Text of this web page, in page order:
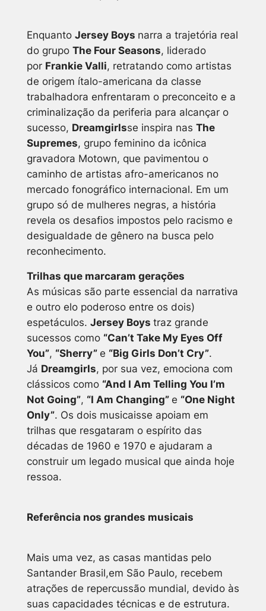
Enquanto Jersey Boys narra a trajetória real
do grupo The Four Seasons, liderado
por Frankie Valli, retratando como artistas
de origem ítalo-americana da classe
trabalhadora enfrentaram o preconceito e a
criminalização da periferia para alcançar o
sucesso, Dreamgirlsse inspira nas The
Supremes, grupo feminino da icônica
gravadora Motown, que pavimentou o
caminho de artistas afro-americanos no
mercado fonográfico internacional. Em um
grupo só de mulheres negras, a história
revela os desafios impostos pelo racismo e
desigualdade de gênero na busca pelo
reconhecimento.
Trilhas que marcaram gerações
As músicas são parte essencial da narrativa
e outro elo poderoso entre os dois)
espetáculos. Jersey Boys traz grande
sucessos como “Can’t Take My Eyes Off
You”, “Sherry” e “Big Girls Don’t Cry”.
Já Dreamgirls, por sua vez, emociona com
clássicos como “And I Am Telling You I’m
Not Going”, “I Am Changing” e “One Night
Only”. Os dois musicaisse apoiam em
trilhas que resgataram o espírito das
décadas de 1960 e 1970 e ajudaram a
construir um legado musical que ainda hoje
ressoa.
Referência nos grandes musicais
Mais uma vez, as casas mantidas pelo
Santander Brasil,em São Paulo, recebem
atrações de repercussão mundial, devido às
suas capacidades técnicas e de estrutura.